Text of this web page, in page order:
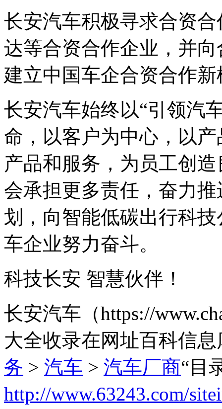
长安汽车积极寻求合资
达等合资合作企业，并
建立中国车企合资合作新
长安汽车始终以“引领汽
命，以客户为中心，以
产品和服务，为员工创
会承担更多责任，奋力
划，向智能低碳出行科
车企业努力奋斗。
科技长安 智慧伙伴！
长安汽车（https://
大全收录在网址百科信
务 > 汽车 > 汽车厂商“目
http://www.63243.com/